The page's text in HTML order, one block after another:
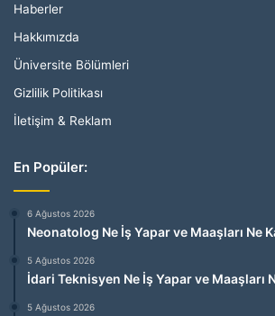
Haberler
Hakkımızda
Üniversite Bölümleri
Gizlilik Politikası
İletişim & Reklam
En Popüler:
6 Ağustos 2026
Neonatolog Ne İş Yapar ve Maaşları Ne
5 Ağustos 2026
İdari Teknisyen Ne İş Yapar ve Maaşları
5 Ağustos 2026